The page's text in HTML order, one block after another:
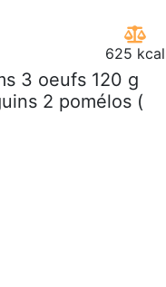
625 kcal
3 oeufs 120 g
2 pomélos (